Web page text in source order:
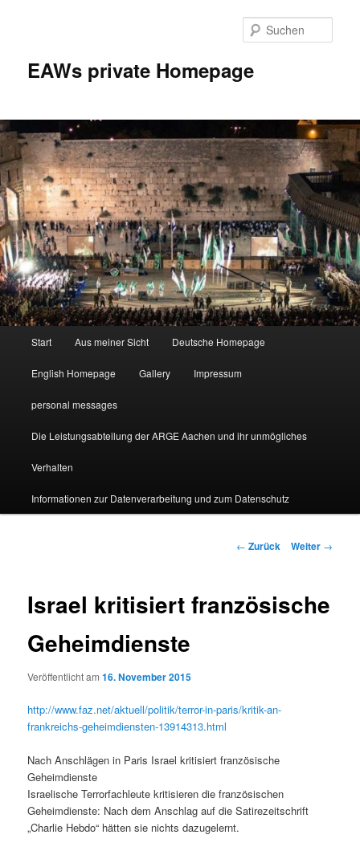
EAWs private Homepage
Start Aus meiner Sicht Deutsche Homepage
English Homepage Gallery Impressum
personal messages
Die Leistungsabteilung der ARGE Aachen und ihr unmögliches
Verhalten
Informationen zur Datenverarbeitung und zum Datenschutz
Beitragsnavigation
← Zurück Weiter →
Israel kritisiert französische
Geheimdienste
Veröffentlicht am16. November 2015
http://www.faz.net/aktuell/politik/terror-in-paris/kritik-an-
frankreichs-geheimdiensten-13914313.html
Nach Anschlägen in Paris Israel kritisiert französische
Geheimdienste
Israelische Terrorfachleute kritisieren die französischen
Geheimdienste: Nach dem Anschlag auf die Satirezeitschrift
„Charlie Hebdo“ hätten sie nichts dazugelernt.